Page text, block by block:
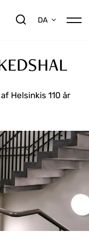
DA
Helsinkis 110 år